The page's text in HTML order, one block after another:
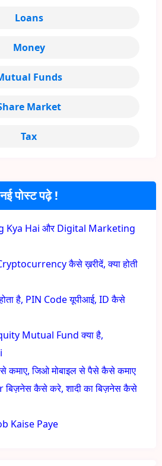
नई पोस्ट पढ़े !
Kya Hai और Digital Marketing
कैसे ख़रीदें, क्या होती
है, PIN Code यूपीआई, ID कैसे
Mutual Fund क्या है,
कमाए, जिओ मोबाइल से पैसे कैसे कमाए
कैसे करे, शादी का बिज़नेस कैसे
Kaise Paye
Loans
Money
Funds
Market
Tax